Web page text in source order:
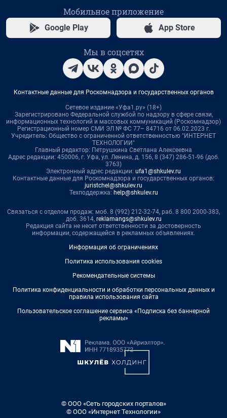
Мобильное приложение
Google Play App Store
Мы в соцсетях
Контактные данные для Роскомнадзора и государственных органов
Сетевое издание «Уфа1.ру» (18+)
Зарегистрировано Федеральной службой по надзору в сфере связи,
информационных технологий и массовых коммуникаций (Роскомнадзор)
Регистрационный номер СМИ ЭЛ № ФС 77– 84716 от 06.02.2023 г.
Учредитель: Общество с ограниченной ответственностью "ИНТЕРНЕТ
ТЕХНОЛОГИИ"
Главный редактор: Петрушкина Светлана Алексеевна
Адрес редакции: 450006, г. Уфа, ул. Ленина, д. 156, 8 (347) 286-51-96 (доб.
3763)
Электронный адрес редакции: ufa1@shkulev.ru
Контактные данные для Роскомнадзора и государственных органов:
juristchel@shkulev.ru
Техподдержка: help@shkulev.ru
Связаться с отделом продаж: моб. 8 (992) 212-32-74, раб. 8 800 2000-383,
доб. 3614, reklamangs@shkulev.ru
Редакция сайта не несет ответственности за достоверность
информации, содержащейся в рекламных объявлениях.
Информация об ограничениях
Политика использования cookies
Рекомендательные системы
Политика конфиденциальности и обработки персональных данных и
правила использования сайта
Пользовательское соглашение сервиса «Подписка без баннерной
рекламы»
© ООО «Сеть городских порталов»
© ООО «Интернет Технологии»